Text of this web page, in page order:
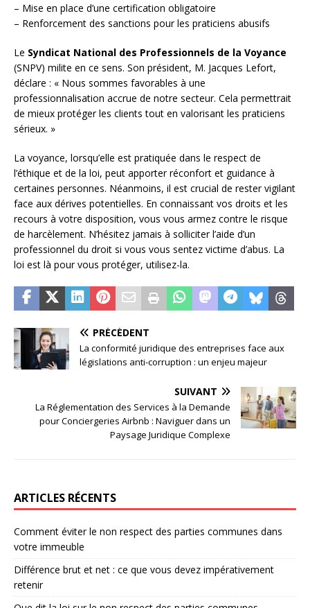
– Mise en place d’une certification obligatoire
– Renforcement des sanctions pour les praticiens abusifs
Le Syndicat National des Professionnels de la Voyance
(SNPV) milite en ce sens. Son président, M. Jacques Lefort,
déclare : « Nous sommes favorables à une
professionnalisation accrue de notre secteur. Cela permettrait
de mieux protéger les clients tout en valorisant les praticiens
sérieux. »
La voyance, lorsqu’elle est pratiquée dans le respect de
l’éthique et de la loi, peut apporter réconfort et guidance à
certaines personnes. Néanmoins, il est crucial de rester vigilant
face aux dérives potentielles. En connaissant vos droits et les
recours à votre disposition, vous vous armez contre le risque
de harcèlement. N’hésitez jamais à solliciter l’aide d’un
professionnel du droit si vous vous sentez victime d’abus. La
loi est là pour vous protéger, utilisez-la.
PRÉCÉDENT
La conformité juridique des entreprises face aux
législations anti-corruption : un enjeu majeur
SUIVANT
La Réglementation des Services à la Demande
pour Conciergeries Airbnb : Naviguer dans un
Paysage Juridique Complexe
ARTICLES RÉCENTS
Comment éviter le non respect des parties communes dans
votre immeuble
Différence brut et net : ce que vous devez impérativement
retenir